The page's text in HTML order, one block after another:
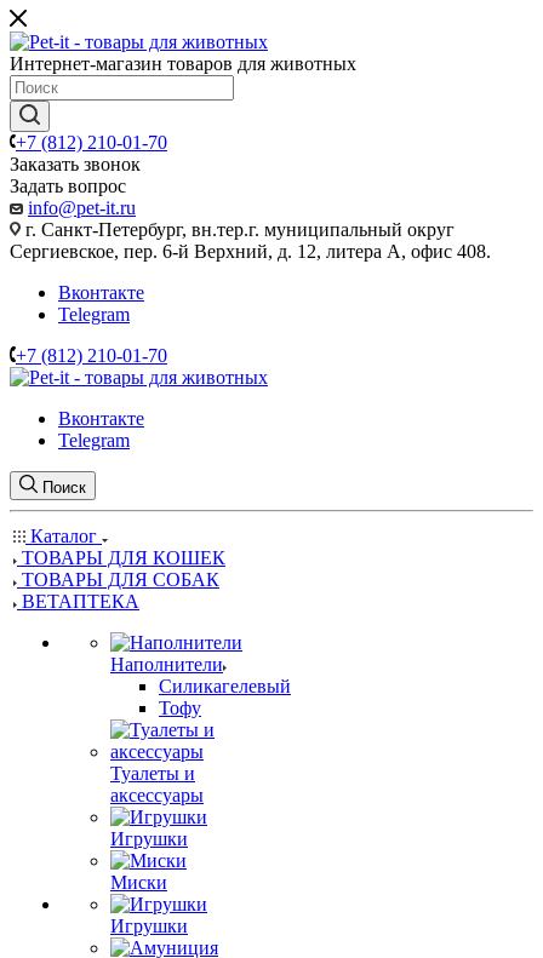
Интернет-магазин товаров для животных
+7 (812) 210-01-70
Заказать звонок
Задать вопрос
info@pet-it.ru
г. Санкт-Петербург, вн.тер.г. муниципальный округ
Сергиевское, пер. 6-й Верхний, д. 12, литера А, офис 408.
Вконтакте
Telegram
+7 (812) 210-01-70
Вконтакте
Telegram
Поиск
Каталог
ТОВАРЫ ДЛЯ КОШЕК
ТОВАРЫ ДЛЯ СОБАК
ВЕТАПТЕКА
Наполнители
Силикагелевый
Тофу
Туалеты и
аксессуары
Игрушки
Миски
Игрушки